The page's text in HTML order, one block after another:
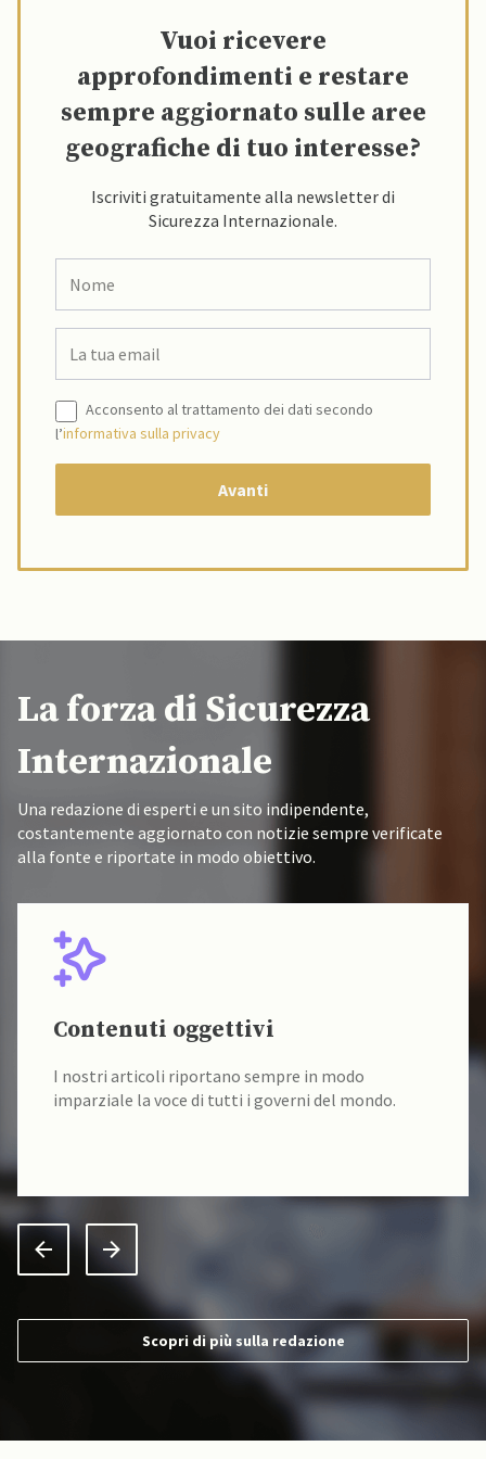
Vuoi ricevere
approfondimenti e restare
sempre aggiornato sulle aree
geografiche di tuo interesse?
Iscriviti gratuitamente alla newsletter di
Sicurezza Internazionale.
Acconsento al trattamento dei dati secondo
l’informativa sulla privacy
La forza di Sicurezza
Internazionale
Una redazione di esperti e un sito indipendente,
costantemente aggiornato con notizie sempre verificate
alla fonte e riportate in modo obiettivo.
Contenuti oggettivi
I nostri articoli riportano sempre in modo
imparziale la voce di tutti i governi del mondo.
Scopri di più sulla redazione